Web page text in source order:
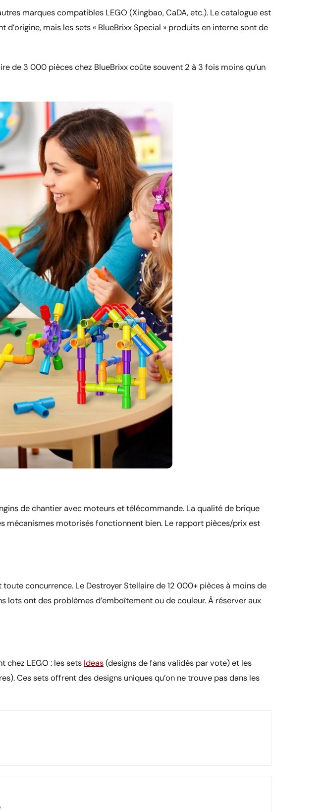
marques compatibles LEGO (Xingbao, CaDA, etc.). Le catalogue est
mais les sets « BlueBrixx Special » produits en interne sont de
de 3 000 pièces chez BlueBrixx coûte souvent 2 à 3 fois moins qu’un
de chantier avec moteurs et télécommande. La qualité de brique
mécanismes motorisés fonctionnent bien. Le rapport pièces/prix est
concurrence. Le Destroyer Stellaire de 12 000+ pièces à moins de
ont des problèmes d’emboîtement ou de couleur. À réserver aux
chez LEGO : les sets Ideas(designs de fans validés par vote) et les
Ces sets offrent des designs uniques qu’on ne trouve pas dans les